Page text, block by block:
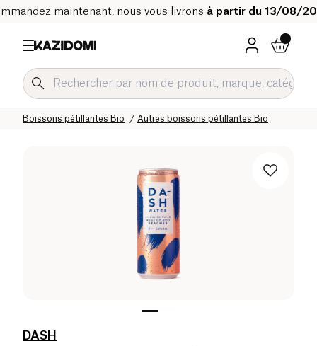
maintenant, nous vous livrons à partir du 13/08/
Autres boissons pétillantes Bio
Boissons pétillantes Bio
Boissons rafraichissantes et sirops Bio
Boissons Bio
Accueil
DASH